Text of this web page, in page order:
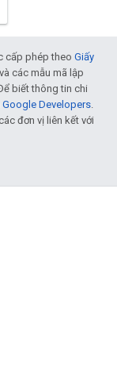
cấp phép theo Giấy
và các mẫu mã lập
biết thông tin chi
Developers.
đơn vị liên kết với